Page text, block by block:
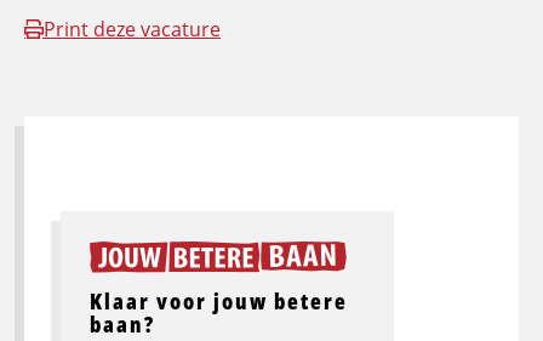
Print deze vacature
Klaar voor jouw betere
baan?